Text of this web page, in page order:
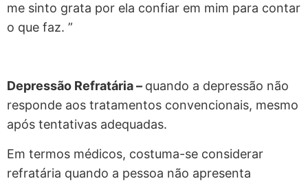
me sinto grata por ela confiar em mim para contar
o que faz. ”
Depressão Refratária – quando a depressão não
responde aos tratamentos convencionais, mesmo
após tentativas adequadas.
Em termos médicos, costuma-se considerar
refratária quando a pessoa não apresenta